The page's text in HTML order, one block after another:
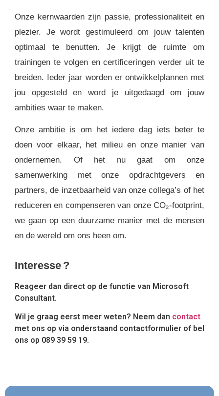
Onze kernwaarden zijn passie, professionaliteit en
plezier. Je wordt gestimuleerd om jouw talenten
optimaal te benutten. Je krijgt de ruimte om
trainingen te volgen en certificeringen verder uit te
breiden. Ieder jaar worden er ontwikkelplannen met
jou opgesteld en word je uitgedaagd om jouw
ambities waar te maken.
Onze ambitie is om het iedere dag iets beter te
doen voor elkaar, het milieu en onze manier van
ondernemen. Of het nu gaat om onze
samenwerking met onze opdrachtgevers en
partners, de inzetbaarheid van onze collega’s of het
reduceren en compenseren van onze CO₂-footprint,
we gaan op een duurzame manier met de mensen
en de wereld om ons heen om.
Interesse ?
Reageer dan direct op de functie van Microsoft
Consultant.
Wil je graag eerst meer weten? Neem dan contact
met ons op via onderstaand contactformulier of bel
ons op 089 39 59 19.